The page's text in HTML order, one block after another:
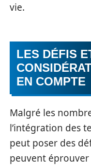
vie.
LES DÉFIS
EN COMPTE
Malgré les
l’intégration des
peut poser des
peuvent éprouver